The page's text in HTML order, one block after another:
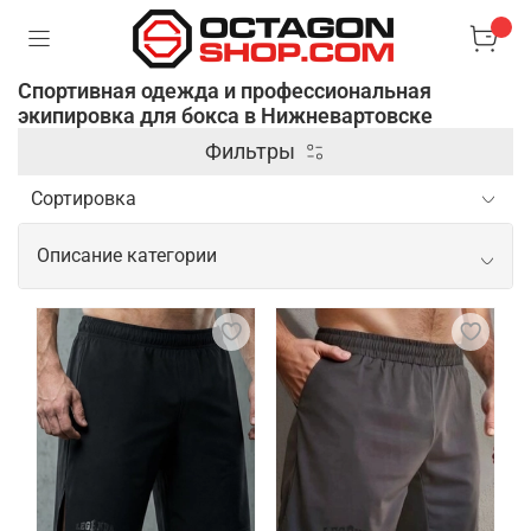
Спортивная одежда и профессиональная
экипировка для бокса в Нижневартовске
Фильтры
Описание категории
Спортивная одежда и
профессиональная экипировка для
бокса
Профессиональная одежда и экипировка для
бокса предназначены для обеспечения
максимального комфорта, защиты и
эффективности во время тренировок и боев.